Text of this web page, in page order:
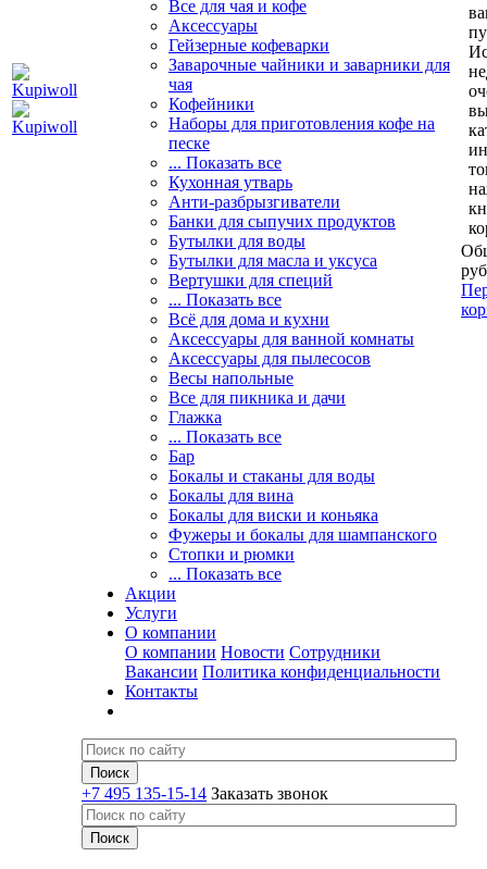
Все для чая и кофе
Аксессуары
Гейзерные кофеварки
Заварочные чайники и заварники для
чая
Кофейники
Наборы для приготовления кофе на
песке
... Показать все
Кухонная утварь
Анти-разбрызгиватели
Банки для сыпучих продуктов
Бутылки для воды
Бутылки для масла и уксуса
Вертушки для специй
... Показать все
Всё для дома и кухни
Аксессуары для ванной комнаты
Аксессуары для пылесосов
Весы напольные
Все для пикника и дачи
Глажка
... Показать все
Бар
Бокалы и стаканы для воды
Бокалы для вина
Бокалы для виски и коньяка
Фужеры и бокалы для шампанского
Стопки и рюмки
... Показать все
Акции
Услуги
О компании
О компании Новости Сотрудники
Вакансии Политика конфиденциальности
Контакты
+7 495 135-15-14 Заказать звонок